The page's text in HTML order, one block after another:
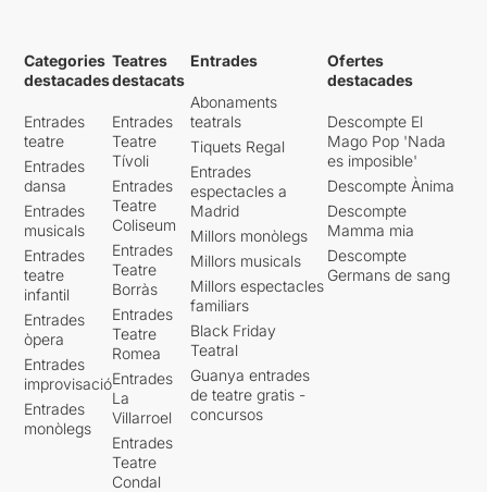
Categories
destacades
Entrades
teatre
Entrades
dansa
Entrades
musicals
Entrades
teatre
infantil
Entrades
òpera
Entrades
improvisació
Entrades
monòlegs
Teatres
destacats
Entrades
Teatre
Tívoli
Entrades
Teatre
Coliseum
Entrades
Teatre
Borràs
Entrades
Teatre
Romea
Entrades
La
Villarroel
Entrades
Teatre
Condal
Entrades
Abonaments
teatrals
Tiquets Regal
Entrades
espectacles a
Madrid
Millors monòlegs
Millors musicals
Millors espectacles
familiars
Black Friday
Teatral
Guanya entrades
de teatre gratis -
concursos
Ofertes
destacades
Descompte El
Mago Pop 'Nada
es imposible'
Descompte Ànima
Descompte
Mamma mia
Descompte
Germans de sang